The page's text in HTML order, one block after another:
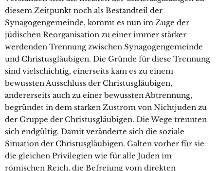
diesem Zeitpunkt noch als Bestandteil der
Synagogengemeinde, kommt es nun im Zuge der
jüdischen Reorganisation zu einer immer stärker
werdenden Trennung zwischen Synagogengemeinde
und Christusgläubigen. Die Gründe für diese Trennung
sind vielschichtig, einerseits kam es zu einem
bewussten Ausschluss der Christusgläubigen,
andererseits auch zu einer bewussten Abtrennung,
begründet in dem starken Zustrom von Nichtjuden zu
der Gruppe der Christusgläubigen. Die Wege trennten
sich endgültig. Damit veränderte sich die soziale
Situation der Christusgläubigen. Galten vorher für sie
die gleichen Privilegien wie für alle Juden im
römischen Reich, die Befreiung vom direkten